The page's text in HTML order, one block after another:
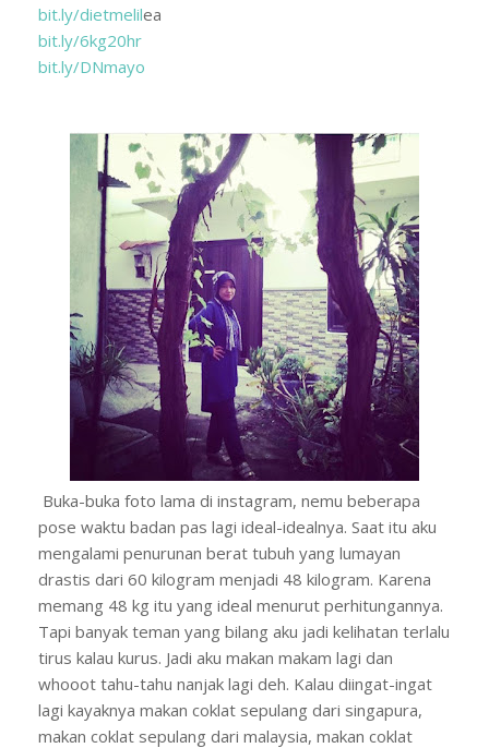
bit.ly/dietmelilea
bit.ly/6kg20hr
bit.ly/DNmayo
Buka-buka foto lama di instagram, nemu beberapa
pose waktu badan pas lagi ideal-idealnya. Saat itu aku
mengalami penurunan berat tubuh yang lumayan
drastis dari 60 kilogram menjadi 48 kilogram. Karena
memang 48 kg itu yang ideal menurut perhitungannya.
Tapi banyak teman yang bilang aku jadi kelihatan terlalu
tirus kalau kurus. Jadi aku makan makam lagi dan
whooot tahu-tahu nanjak lagi deh. Kalau diingat-ingat
lagi kayaknya makan coklat sepulang dari singapura,
makan coklat sepulang dari malaysia, makan coklat